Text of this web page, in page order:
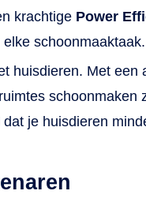
krachtige Power
schoonmaaktaak.
huisdieren. Met een
schoonmaken
je huisdieren